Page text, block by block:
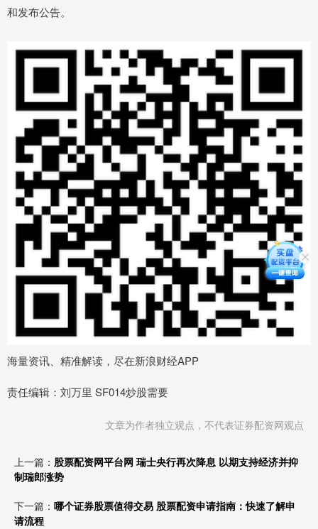
和发布公告。
海量资讯、精准解读，尽在新浪财经APP
责任编辑：刘万里 SF014炒股需要
文章为作者独立观点，不代表证券配资网观点
上一篇： 股票配资网平台网 瑞士央行再次降息 以期支持经济并抑
制瑞郎涨势
下一篇： 哪个证券股票值得交易 股票配资申请指南：快速了解申
请流程